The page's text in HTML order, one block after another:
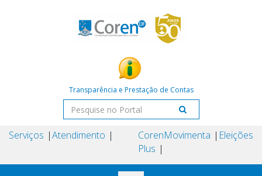
Transparência e Prestação de Contas
Serviços Atendimento
Coren
Plus
Movimenta Eleições